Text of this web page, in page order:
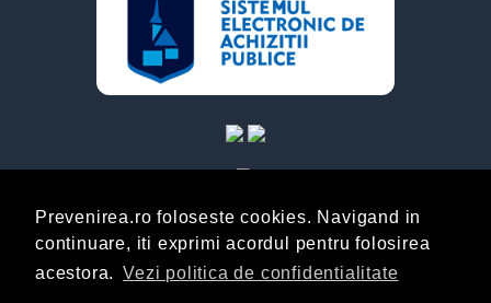
Prevenirea.ro foloseste cookies. Navigand in
continuare, iti exprimi acordul pentru folosirea
acestora.
Vezi politica de confidentialitate
ABONARE